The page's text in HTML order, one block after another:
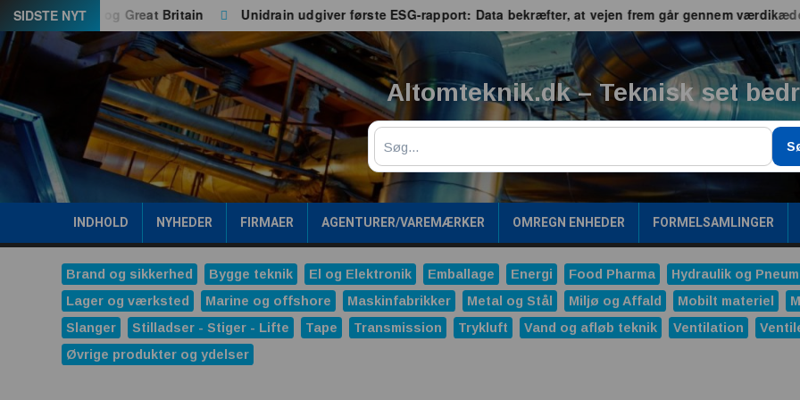
Spring
til
indhold
SIDSTE NYT
EU og Great Britain Unidrain udgiver første ESG-rapport: Data bekræfter, at vejen frem går gennem værdikæden
Altomteknik.dk – Teknisk set
Søg
INDHOLD NYHEDER FIRMAER AGENTURER/VAREMÆRKER OMREGN ENHEDER FORMELSAMLINGER
Brand og sikkerhed Bygge teknik El og Elektronik Emballage Energi Food Pharma Hydraulik og
Lager og værksted
Marine og offshore Maskinfabrikker Metal og Stål Miljø og Affald Mobilt materiel
Slanger
Stilladser - Stiger - Lifte Tape Transmission Trykluft Vand og afløb teknik Ventilation
Øvrige produkter og ydelser